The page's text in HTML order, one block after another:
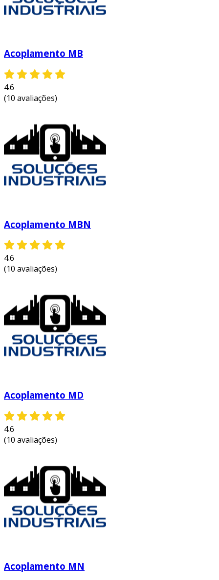
Acoplamento MB
4.6
(10 avaliações)
Acoplamento MBN
4.6
(10 avaliações)
Acoplamento MD
4.6
(10 avaliações)
Acoplamento MN